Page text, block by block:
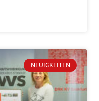
NEUIGKEITEN